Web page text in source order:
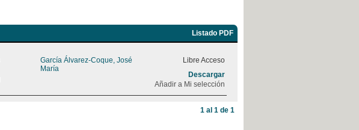
Listado PDF
García Álvarez-Coque, José
María
Libre Acceso
Descargar
Añadir a Mi selección
1 al 1 de 1